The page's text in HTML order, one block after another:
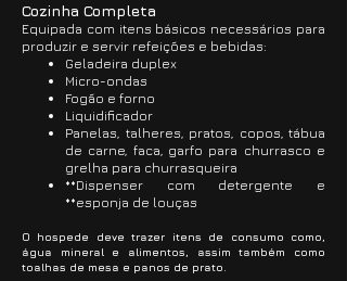
Cozinha Completa
Equipada com itens básicos necessários para
produzir e servir refeições e bebidas:
Geladeira duplex
Micro-ondas
Fogão e forno
Liquidificador
Panelas, talheres, pratos, copos, tábua
de carne, faca, garfo para churrasco e
grelha para churrasqueira
**Dispenser com detergente e
**esponja de louças
O hospede deve trazer itens de consumo como,
água mineral e alimentos, assim também como
toalhas de mesa e panos de prato.